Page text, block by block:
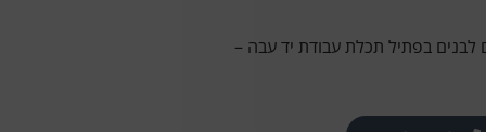
בפתיל תכלת עבודת יד עבה –